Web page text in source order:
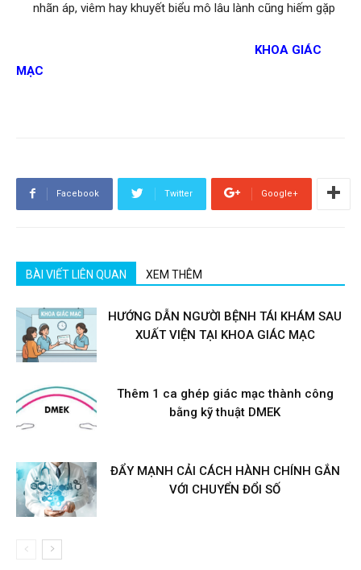
nhãn áp, viêm hay khuyết biểu mô lâu lành cũng hiếm gặp
KHOA GIÁC
MẠC
Facebook Twitter Google+
BÀI VIẾT LIÊN QUAN XEM THÊM
HƯỚNG DẪN NGƯỜI BỆNH TÁI KHÁM SAU
XUẤT VIỆN TẠI KHOA GIÁC MẠC
Thêm 1 ca ghép giác mạc thành công
bằng kỹ thuật DMEK
ĐẨY MẠNH CẢI CÁCH HÀNH CHÍNH GẮN
VỚI CHUYỂN ĐỔI SỐ